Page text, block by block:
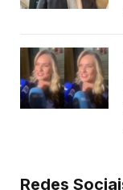
Redes